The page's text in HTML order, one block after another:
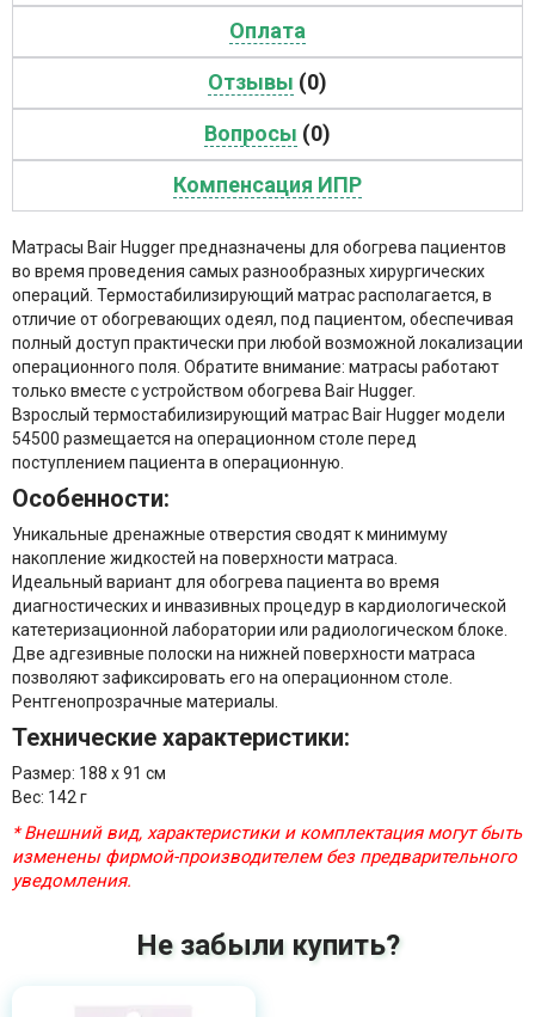
Оплата
Отзывы (0)
Вопросы (0)
Компенсация ИПР
Матрасы Bair Hugger предназначены для обогрева пациентов
во время проведения самых разнообразных хирургических
операций. Термостабилизирующий матрас располагается, в
отличие от обогревающих одеял, под пациентом, обеспечивая
полный доступ практически при любой возможной локализации
операционного поля. Обратите внимание: матрасы работают
только вместе с устройством обогрева Bair Hugger.
Взрослый термостабилизирующий матрас Bair Hugger модели
54500 размещается на операционном столе перед
поступлением пациента в операционную.
Особенности:
Уникальные дренажные отверстия сводят к минимуму
накопление жидкостей на поверхности матраса.
Идеальный вариант для обогрева пациента во время
диагностических и инвазивных процедур в кардиологической
катетеризационной лаборатории или радиологическом блоке.
Две адгезивные полоски на нижней поверхности матраса
позволяют зафиксировать его на операционном столе.
Рентгенопрозрачные материалы.
Технические характеристики:
Размер: 188 x 91 см
Вес: 142 г
* Внешний вид, характеристики и комплектация могут быть
изменены фирмой-производителем без предварительного
уведомления.
Не забыли купить?